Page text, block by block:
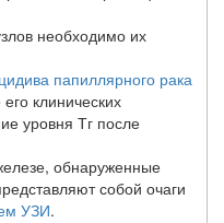
необходимо их
папиллярного рака
его клинических
уровня Тг после
обнаруженные
собой очаги
УЗИ.